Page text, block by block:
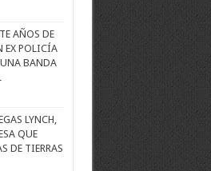
AÑOS DE
EX POLICÍA
BANDA
LYNCH,
QUE
DE TIERRAS